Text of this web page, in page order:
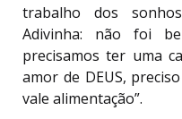
trabalho dos
Adivinha: não foi
precisamos ter uma
amor de DEUS,
vale alimentação”.